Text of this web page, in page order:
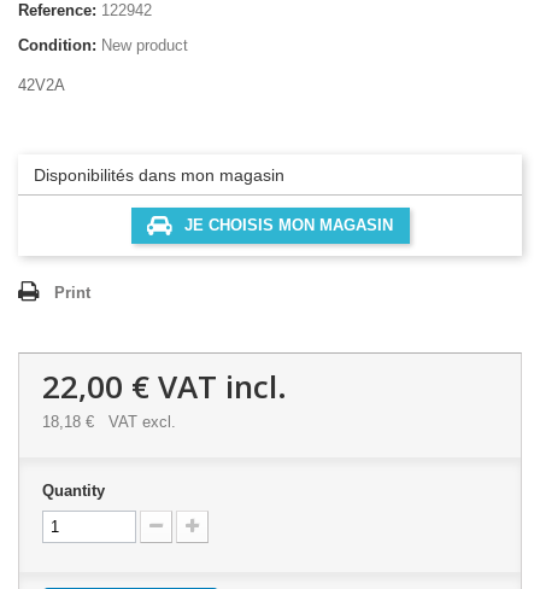
Reference: 122942
Condition: New product
42V2A
Disponibilités dans mon magasin
JE CHOISIS MON MAGASIN
Print
22,00 €VAT incl.
18,18 € VAT excl.
Quantity